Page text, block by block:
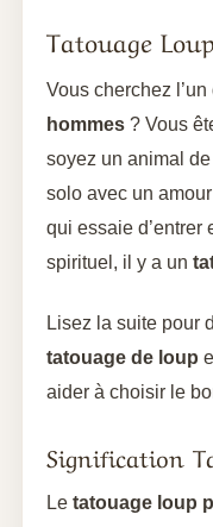
Tatouage
Vous cherchez
hommes ? Vous
soyez un animal
solo avec un
qui essaie d’entrer
spirituel, il y a un
Lisez la suite pour
tatouage de loup
aider à choisir le
Signification
Le tatouage loup